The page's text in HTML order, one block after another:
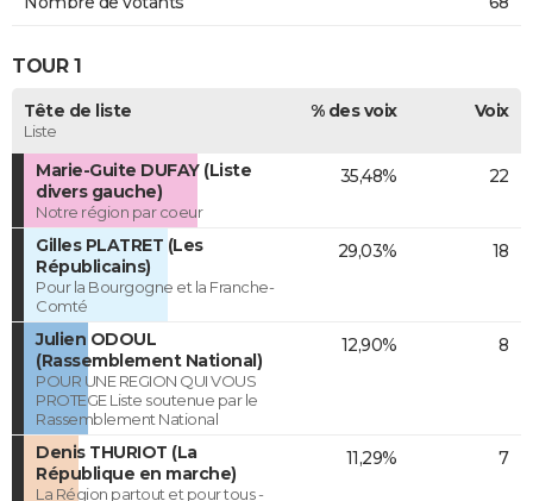
TOUR 1
Tête de liste
Liste
% des voix Voix
Marie-Guite DUFAY (Liste
divers gauche)
Notre région par coeur
35,48% 22
Gilles PLATRET (Les
Républicains)
Pour la Bourgogne et la Franche-
Comté
29,03% 18
Julien ODOUL
(Rassemblement National)
POUR UNE REGION QUI VOUS
PROTEGE Liste soutenue par le
Rassemblement National
12,90% 8
Denis THURIOT (La
République en marche)
La Région partout et pour tous -
11,29% 7